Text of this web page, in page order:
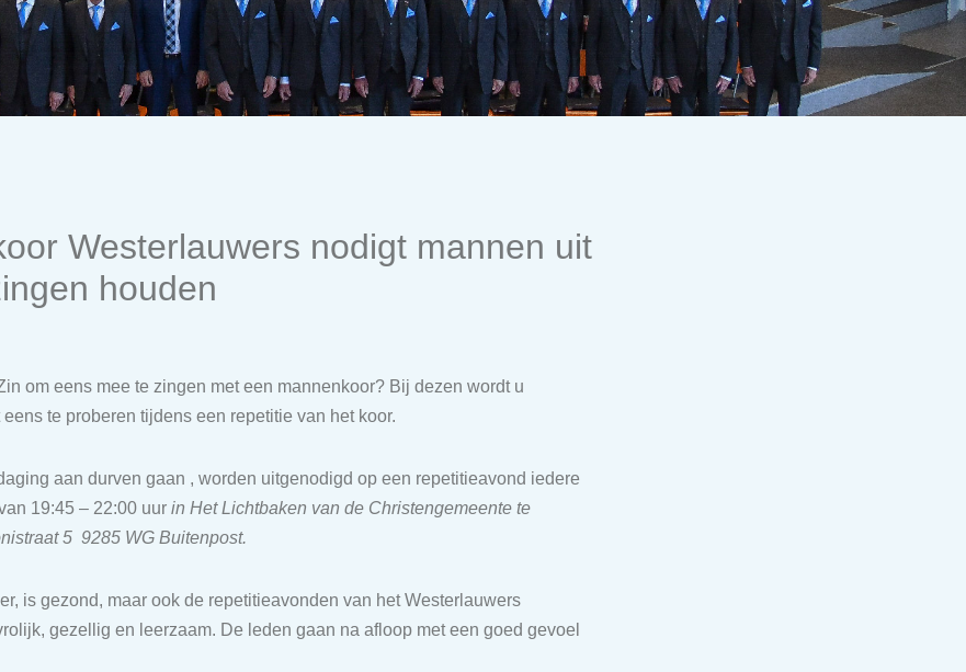
Westerlauwers nodigt mannen uit
houden
om eens mee te zingen met een mannenkoor? Bij dezen wordt u
te proberen tijdens een repetitie van het koor.
aan durven gaan , worden uitgenodigd op een repetitieavond iedere
19:45 – 22:00 uur in Het Lichtbaken van de Christengemeente te
5 9285 WG Buitenpost.
is gezond, maar ook de repetitieavonden van het Westerlauwers
gezellig en leerzaam. De leden gaan na afloop met een goed gevoel